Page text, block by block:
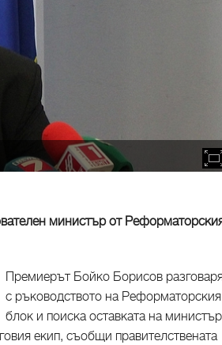
министър от
Премиерът Бойко Борисов
с ръководството на Реформаторския
блок и поиска оставката на
екип, съобщи правителствената